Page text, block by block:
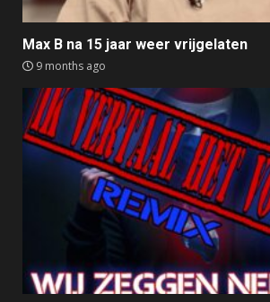
Max B na 15 jaar weer vrijgelaten
9 months ago